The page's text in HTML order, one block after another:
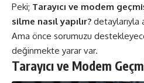
Peki; Tarayıcı ve modem
silme nasıl yapılır? detaylarıyla
Ama önce sorumuzu
değinmekte yarar var.
Tarayıcı ve Modem